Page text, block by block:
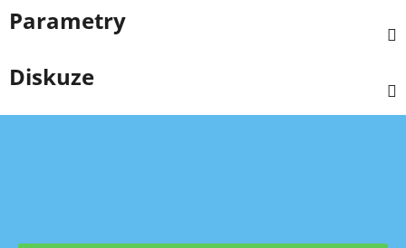
Parametry
Diskuze
Z